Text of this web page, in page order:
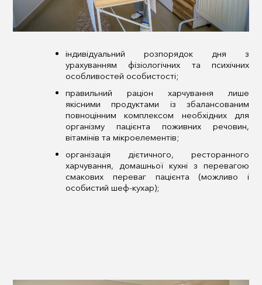
індивідуальний розпорядок дня з
урахуванням фізіологічних та психічних
особливостей особистості;
правильний раціон харчування лише
якісними продуктами із збалансованим
повноцінним комплексом необхідних для
організму пацієнта поживних речовин,
вітамінів та мікроелементів;
організація дієтичного, ресторанного
харчування, домашньої кухні з перевагою
смакових переваг пацієнта (можливо і
особистий шеф-кухар);